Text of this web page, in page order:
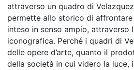
attraverso un quadro di
permette allo storico di
inteso in senso ampio, attraverso
iconografica. Perché i quadri di
delle opere d’arte, quanto il
della società in cui videro la luce,